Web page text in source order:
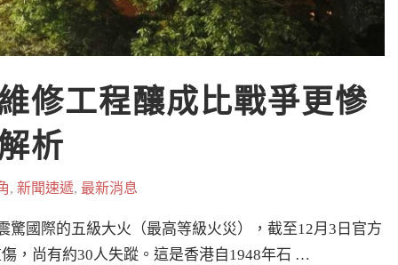
修工程釀成比戰爭更慘
析
, 新聞速遞, 最新消息
國際的五級大火（最高等級火災），截至12月3日官方
，尚有約30人失蹤。這是香港自1948年石 …